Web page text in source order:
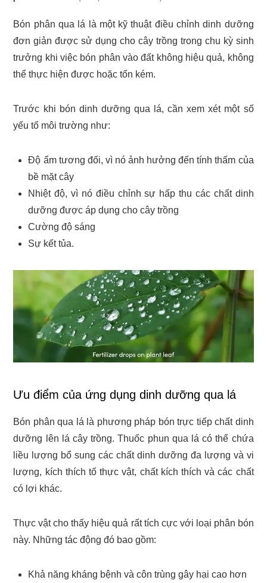
Bón phân qua lá là một kỹ thuật điều chỉnh dinh dưỡng
đơn giản được sử dụng cho cây trồng trong chu kỳ sinh
trưởng khi việc bón phân vào đất không hiệu quả, không
thể thực hiện được hoặc tốn kém.
Trước khi bón dinh dưỡng qua lá, cần xem xét một số
yếu tố môi trường như:
Độ ẩm tương đối, vì nó ảnh hưởng đến tính thấm của
bề mặt cây
Nhiệt độ, vì nó điều chỉnh sự hấp thu các chất dinh
dưỡng được áp dụng cho cây trồng
Cường độ sáng
Sự kết tủa.
Ưu điểm của ứng dụng dinh dưỡng qua lá
Bón phân qua lá là phương pháp bón trực tiếp chất dinh
dưỡng lên lá cây trồng. Thuốc phun qua lá có thể chứa
liều lượng bổ sung các chất dinh dưỡng đa lượng và vi
lượng, kích thích tố thực vật, chất kích thích và các chất
có lợi khác.
Thực vật cho thấy hiệu quả rất tích cực với loại phân bón
này. Những tác động đó bao gồm:
Khả năng kháng bệnh và côn trùng gây hại cao hơn